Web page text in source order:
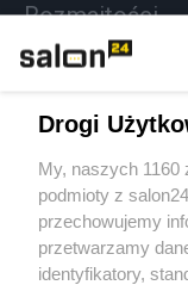
Rozmaitości
Sport
Społeczeństwo
Kultura
Drogi
My, naszych 1160
podmioty z
przechowujemy
przetwarzamy
identyfikatory,